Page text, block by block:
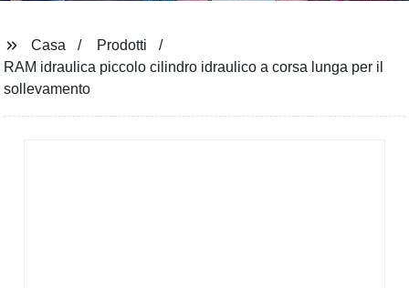
Casa
Prodotti
RAM idraulica piccolo cilindro idraulico a corsa lunga per il
sollevamento